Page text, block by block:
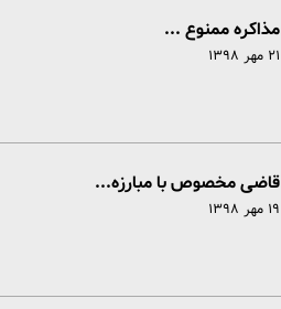
مذاکره ممنوع ...
۲۱ مهر ۱۳۹۸
قاضی مخصوص با مبارزه...
۱۹ مهر ۱۳۹۸